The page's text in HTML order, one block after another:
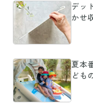
デッ
かせ
夏本
ども